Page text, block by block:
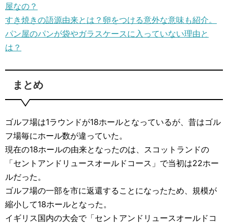
屋なの？
すき焼きの語源由来とは？卵をつける意外な意味も紹介。
パン屋のパンが袋やガラスケースに入っていない理由と
は？
まとめ
ゴルフ場は1ラウンドが18ホールとなっているが、昔はゴル
フ場毎にホール数が違っていた。
現在の18ホールの由来となったのは、スコットランドの
「セントアンドリュースオールドコース」で当初は22ホー
ルだった。
ゴルフ場の一部を市に返還することになったため、規模が
縮小して18ホールとなった。
イギリス国内の大会で「セントアンドリュースオールドコ